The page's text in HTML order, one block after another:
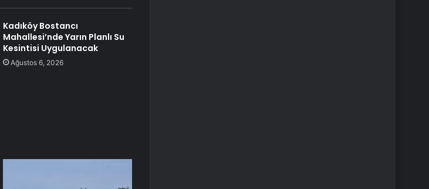
Kadıköy Bostancı
Mahallesi’nde Yarın Planlı Su
Kesintisi Uygulanacak
Ağustos 6, 2026